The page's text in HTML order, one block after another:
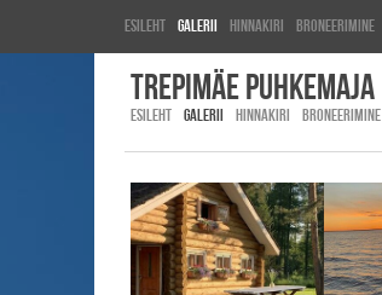
Esileht Galerii Hinnakiri Broneerimine
Trepimäe puhkemaja
ESILEHT GALERII HINNAKIRI BRONEERIMINE